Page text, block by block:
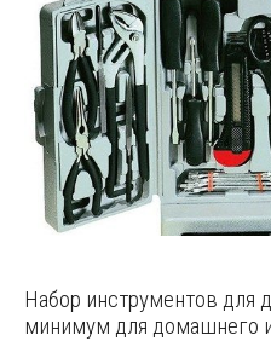
Набор инструментов для
минимум для домашнего